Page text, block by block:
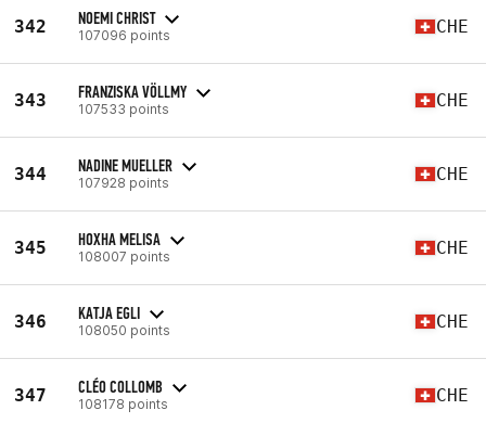
342 NOEMI CHRIST
107096 points CHE
343 FRANZISKA VÖLLMY
107533 points CHE
344 NADINE MUELLER
107928 points CHE
345 HOXHA MELISA
108007 points CHE
346 KATJA EGLI
108050 points CHE
347 CLÉO COLLOMB
108178 points CHE